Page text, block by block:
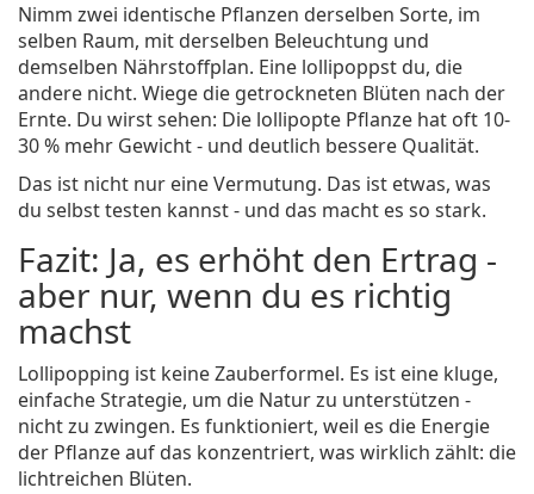
Nimm zwei identische Pflanzen derselben Sorte, im
selben Raum, mit derselben Beleuchtung und
demselben Nährstoffplan. Eine lollipoppst du, die
andere nicht. Wiege die getrockneten Blüten nach der
Ernte. Du wirst sehen: Die lollipopte Pflanze hat oft 10-
30 % mehr Gewicht - und deutlich bessere Qualität.
Das ist nicht nur eine Vermutung. Das ist etwas, was
du selbst testen kannst - und das macht es so stark.
Fazit: Ja, es erhöht den Ertrag -
aber nur, wenn du es richtig
machst
Lollipopping ist keine Zauberformel. Es ist eine kluge,
einfache Strategie, um die Natur zu unterstützen -
nicht zu zwingen. Es funktioniert, weil es die Energie
der Pflanze auf das konzentriert, was wirklich zählt: die
lichtreichen Blüten.